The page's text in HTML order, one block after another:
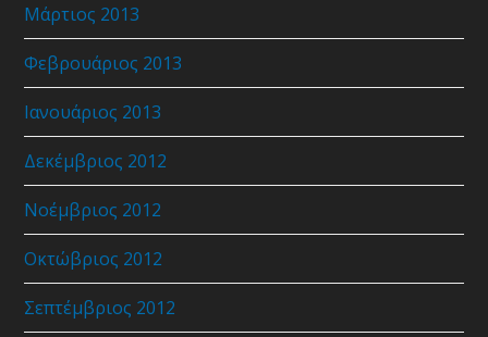
Μάρτιος 2013
Φεβρουάριος 2013
Ιανουάριος 2013
Δεκέμβριος 2012
Νοέμβριος 2012
Οκτώβριος 2012
Σεπτέμβριος 2012